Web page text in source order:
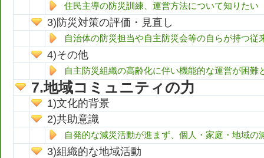
住民主導の防災訓練、運営方法について知りたい
防災対策の評価・見直し
自治体の防災担当や自主防災会等の自らが持つ
その他
自主防災組織の高齢化に伴い機能的な運営が困難
地域コミュニティの力
文化的背景
共助意識
自発的な減災活動が進まず、個人・家庭・地域の
組織的な地域活動